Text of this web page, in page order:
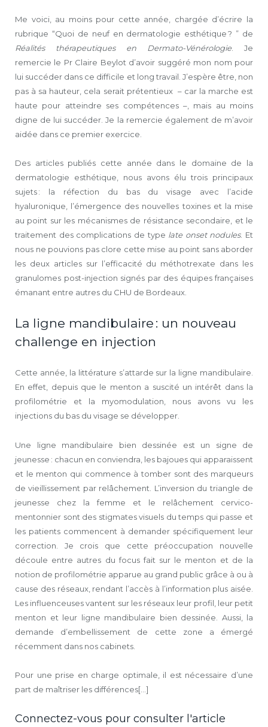
Me voici, au moins pour cette année, chargée d’écrire la
rubrique “Quoi de neuf en dermatologie esthétique ? ” de
Réalités thérapeutiques en Dermato-Vénérologie. Je
remercie le Pr Claire Beylot d’avoir suggéré mon nom pour
lui succéder dans ce difficile et long travail. J’espère être, non
pas à sa hauteur, cela serait prétentieux – car la marche est
haute pour atteindre ses compétences –, mais au moins
digne de lui succéder. Je la remercie également de m’avoir
aidée dans ce premier exercice.
Des articles publiés cette année dans le domaine de la
dermatologie esthétique, nous avons élu trois principaux
sujets : la réfection du bas du visage avec l’acide
hyaluronique, l’émergence des nouvelles toxines et la mise
au point sur les mécanismes de résistance secondaire, et le
traitement des complications de type late onset nodules. Et
nous ne pouvions pas clore cette mise au point sans aborder
les deux articles sur l’efficacité du méthotrexate dans les
granulomes post-injection signés par des équipes françaises
émanant entre autres du CHU de Bordeaux.
La ligne mandibulaire : un nouveau
challenge en injection
Cette année, la littérature s’attarde sur la ligne mandibulaire.
En effet, depuis que le menton a suscité un intérêt dans la
profilométrie et la myomodulation, nous avons vu les
injections du bas du visage se développer.
Une ligne mandibulaire bien dessinée est un signe de
jeunesse : chacun en conviendra, les bajoues qui apparaissent
et le menton qui commence à tomber sont des marqueurs
de vieillissement par relâchement. L’inversion du triangle de
jeunesse chez la femme et le relâchement cervico-
mentonnier sont des stigmates visuels du temps qui passe et
les patients commencent à demander spécifiquement leur
correction. Je crois que cette préoccupation nouvelle
découle entre autres du focus fait sur le menton et de la
notion de profilométrie apparue au grand public grâce à ou à
cause des réseaux, rendant l’accès à l’information plus aisée.
Les influenceuses vantent sur les réseaux leur profil, leur petit
menton et leur ligne mandibulaire bien dessinée. Aussi, la
demande d’embellissement de cette zone a émergé
récemment dans nos cabinets.
Pour une prise en charge optimale, il est nécessaire d’une
part de maîtriser les différences[...]
Connectez-vous pour consulter l'article